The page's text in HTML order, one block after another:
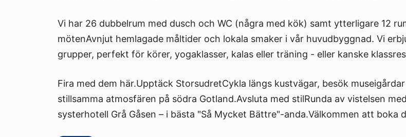
Vi har 26 dubbelrum med dusch och WC (några med kök) samt ytterligare 12
mötenAvnjut hemlagade måltider och lokala smaker i vår huvudbyggnad. Vi
grupper, perfekt för körer, yogaklasser, kalas eller träning - eller kanske
Fira med dem här.Upptäck StorsudretCykla längs kustvägar, besök
stillsamma atmosfären på södra Gotland.Avsluta med stilRunda av vistelsen
systerhotell Grå Gåsen – i bästa "Så Mycket Bättre"-anda.Välkommen att boka